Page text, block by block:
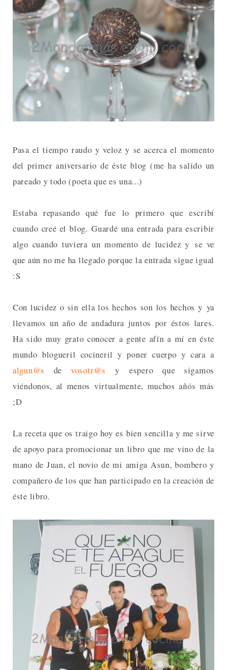
Pasa el tiempo raudo y veloz y se acerca el momento
del primer aniversario de éste blog (me ha salido un
pareado y todo (poeta que es una...)
Estaba repasando qué fue lo primero que escribí
cuando creé el blog. Guardé una entrada para escribir
algo cuando tuviera un momento de lucidez y se ve
que aún no me ha llegado porque la entrada sigue igual
:S
Con lucidez o sin ella los hechos son los hechos y ya
llevamos un año de andadura juntos por éstos lares.
Ha sido muy grato conocer a gente afín a mí en éste
mundo blogueril cocineril y poner cuerpo y cara a
algun@s devosotr@s y espero que sigamos
viéndonos, al menos virtualmente, muchos añós más
;D
La receta que os traigo hoy es bien sencilla y me sirve
de apoyo para promocionar un libro que me vino de la
mano de Juan, el novio de mi amiga Asun, bombero y
compañero de los que han participado en la creación de
éste libro.